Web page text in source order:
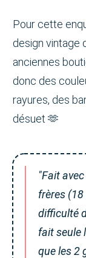
Pour cette
design vintage
anciennes
donc des
rayures, des
désuet 🫶
"Fait
frères
difficulté
fait seule
que les 2